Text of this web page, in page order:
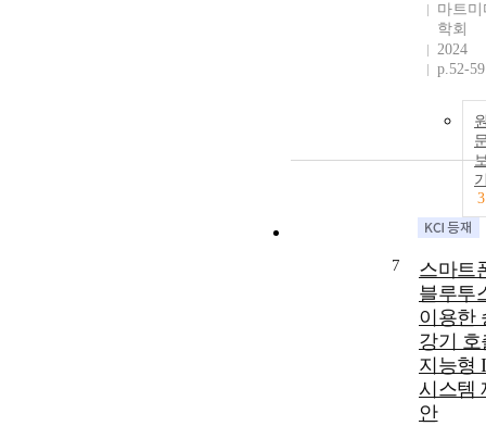
마트
학회
2024
p.52-59
3
7
스마트
블루투
이용한
강기 호
지능형
시스템
안